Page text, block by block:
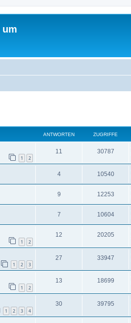
um
ANTWORTEN ZUGRIFFE
1 2
11 30787
4 10540
9 12253
7 10604
1 2
12 20205
1 2 3
27 33947
1 2
13 18699
1 2 3 4
30 39795